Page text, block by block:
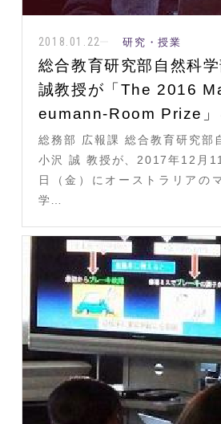
2018.01.22 研究・授業
総合教育研究部自然科
誠教授が「The 2016
eumann-Room Prize」
総務部 広報課 総合教育研究部
小沢 誠 教授が、2017年12月
日（金）にオーストラリアの
学…